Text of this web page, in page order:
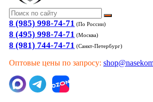
8 (985) 998-74-71 (По России)
8 (495) 998-74-71 (Москва)
8 (981) 744-74-71 (Санкт-Петербург)
Оптовые цены по запросу: